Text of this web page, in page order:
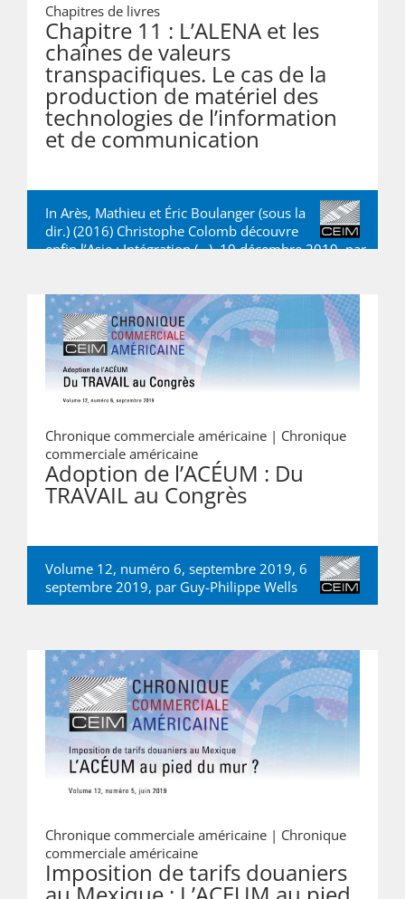
Chapitres de livres
Chapitre 11 : L’ALENA et les
chaînes de valeurs
transpacifiques. Le cas de la
production de matériel des
technologies de l’information
et de communication
In Arès, Mathieu et Éric Boulanger (sous la
dir.) (2016) Christophe Colomb découvre
enfin l’Asie : Intégration (…), 19 décembre 2019, par
Chronique commerciale américaine | Chronique
commerciale américaine
Adoption de l’ACÉUM : Du
TRAVAIL au Congrès
Volume 12, numéro 6, septembre 2019, 6
septembre 2019, par Guy-Philippe Wells
Chronique commerciale américaine | Chronique
commerciale américaine
Imposition de tarifs douaniers